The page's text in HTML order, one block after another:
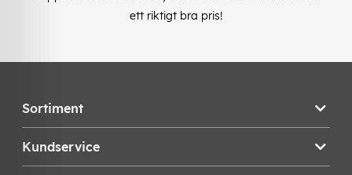
ett riktigt bra pris!
Sortiment
Kundservice